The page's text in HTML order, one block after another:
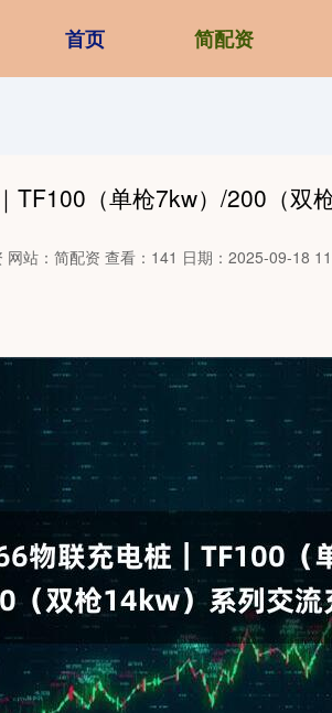
首页 简配资
TF100（单枪7kw）/200（双
网站：简配资 查看：141 日期：2025-09-18